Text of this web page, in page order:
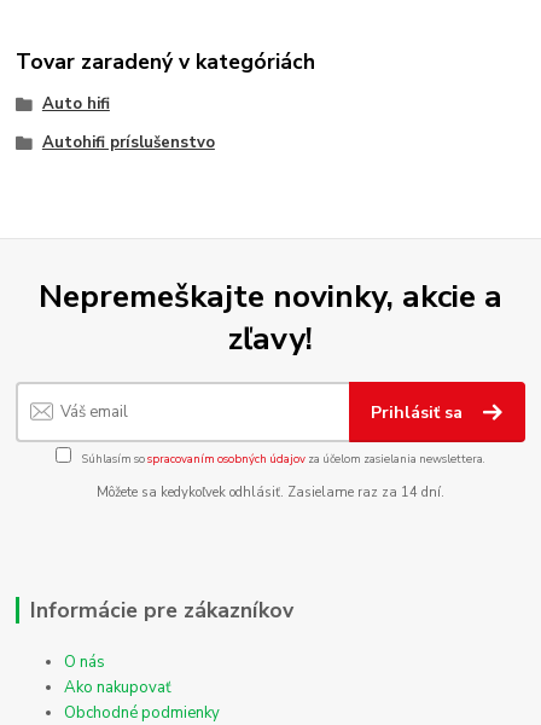
Tovar zaradený v kategóriách
Auto hifi
Autohifi príslušenstvo
Nepremeškajte novinky, akcie a
zľavy!
Prihlásiť sa
Súhlasím sospracovaním osobných údajov za účelom zasielania newslettera.
Môžete sa kedykoľvek odhlásiť. Zasielame raz za 14 dní.
Informácie pre zákazníkov
O nás
Ako nakupovať
Obchodné podmienky